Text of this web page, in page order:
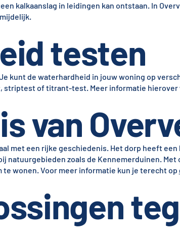
kalkaanslag in leidingen kan ontstaan. In
testen
kunt de waterhardheid in jouw woning op
striptest of titrant-test. Meer informatie hierover
van
met een rijke geschiedenis. Het dorp heeft een
natuurgebieden zoals de Kennemerduinen. Met
wonen. Voor meer informatie kun je terecht op